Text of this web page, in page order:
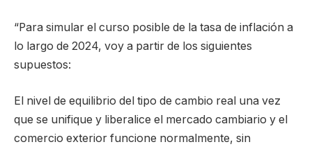
“Para simular el curso posible de la tasa de inflación a
lo largo de 2024, voy a partir de los siguientes
supuestos:
El nivel de equilibrio del tipo de cambio real una vez
que se unifique y liberalice el mercado cambiario y el
comercio exterior funcione normalmente, sin